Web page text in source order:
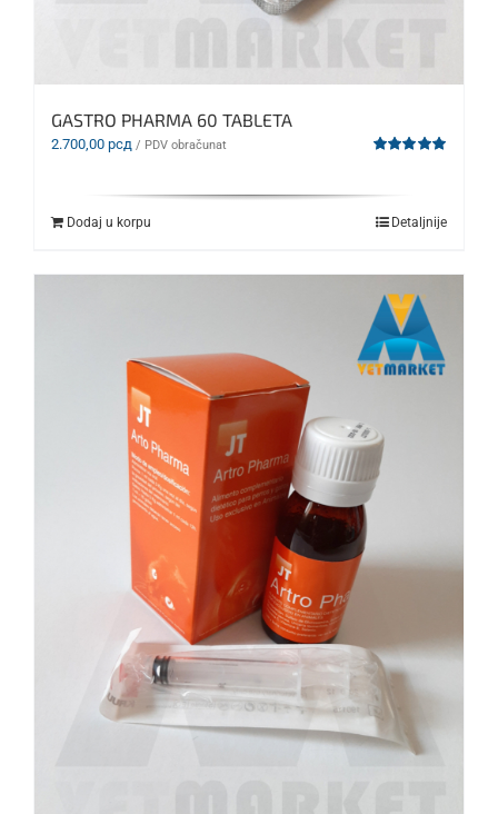
GASTRO PHARMA 60 TABLETA
2.700,00 рсд / PDV obračunat
Dodaj u korpu Detaljnije